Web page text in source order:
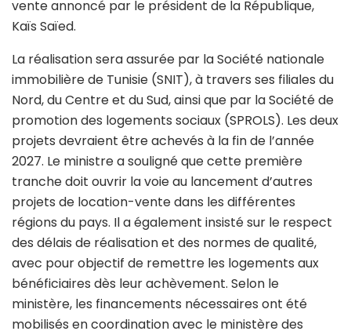
vente annoncé par le président de la République,
Kaïs Saïed.
La réalisation sera assurée par la Société nationale
immobilière de Tunisie (SNIT), à travers ses filiales du
Nord, du Centre et du Sud, ainsi que par la Société de
promotion des logements sociaux (SPROLS). Les deux
projets devraient être achevés à la fin de l’année
2027. Le ministre a souligné que cette première
tranche doit ouvrir la voie au lancement d’autres
projets de location-vente dans les différentes
régions du pays. Il a également insisté sur le respect
des délais de réalisation et des normes de qualité,
avec pour objectif de remettre les logements aux
bénéficiaires dès leur achèvement. Selon le
ministère, les financements nécessaires ont été
mobilisés en coordination avec le ministère des